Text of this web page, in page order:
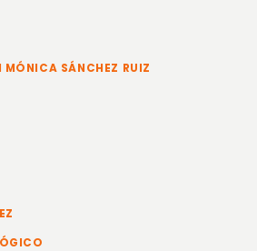
MÓNICA SÁNCHEZ RUIZ